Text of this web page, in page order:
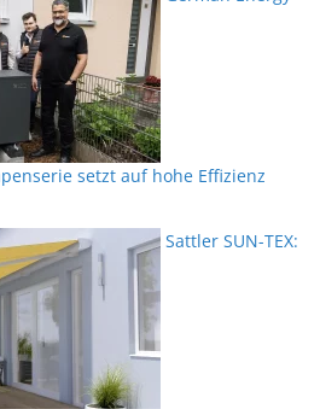
setzt auf hohe Effizienz
Sattler SUN-TEX: